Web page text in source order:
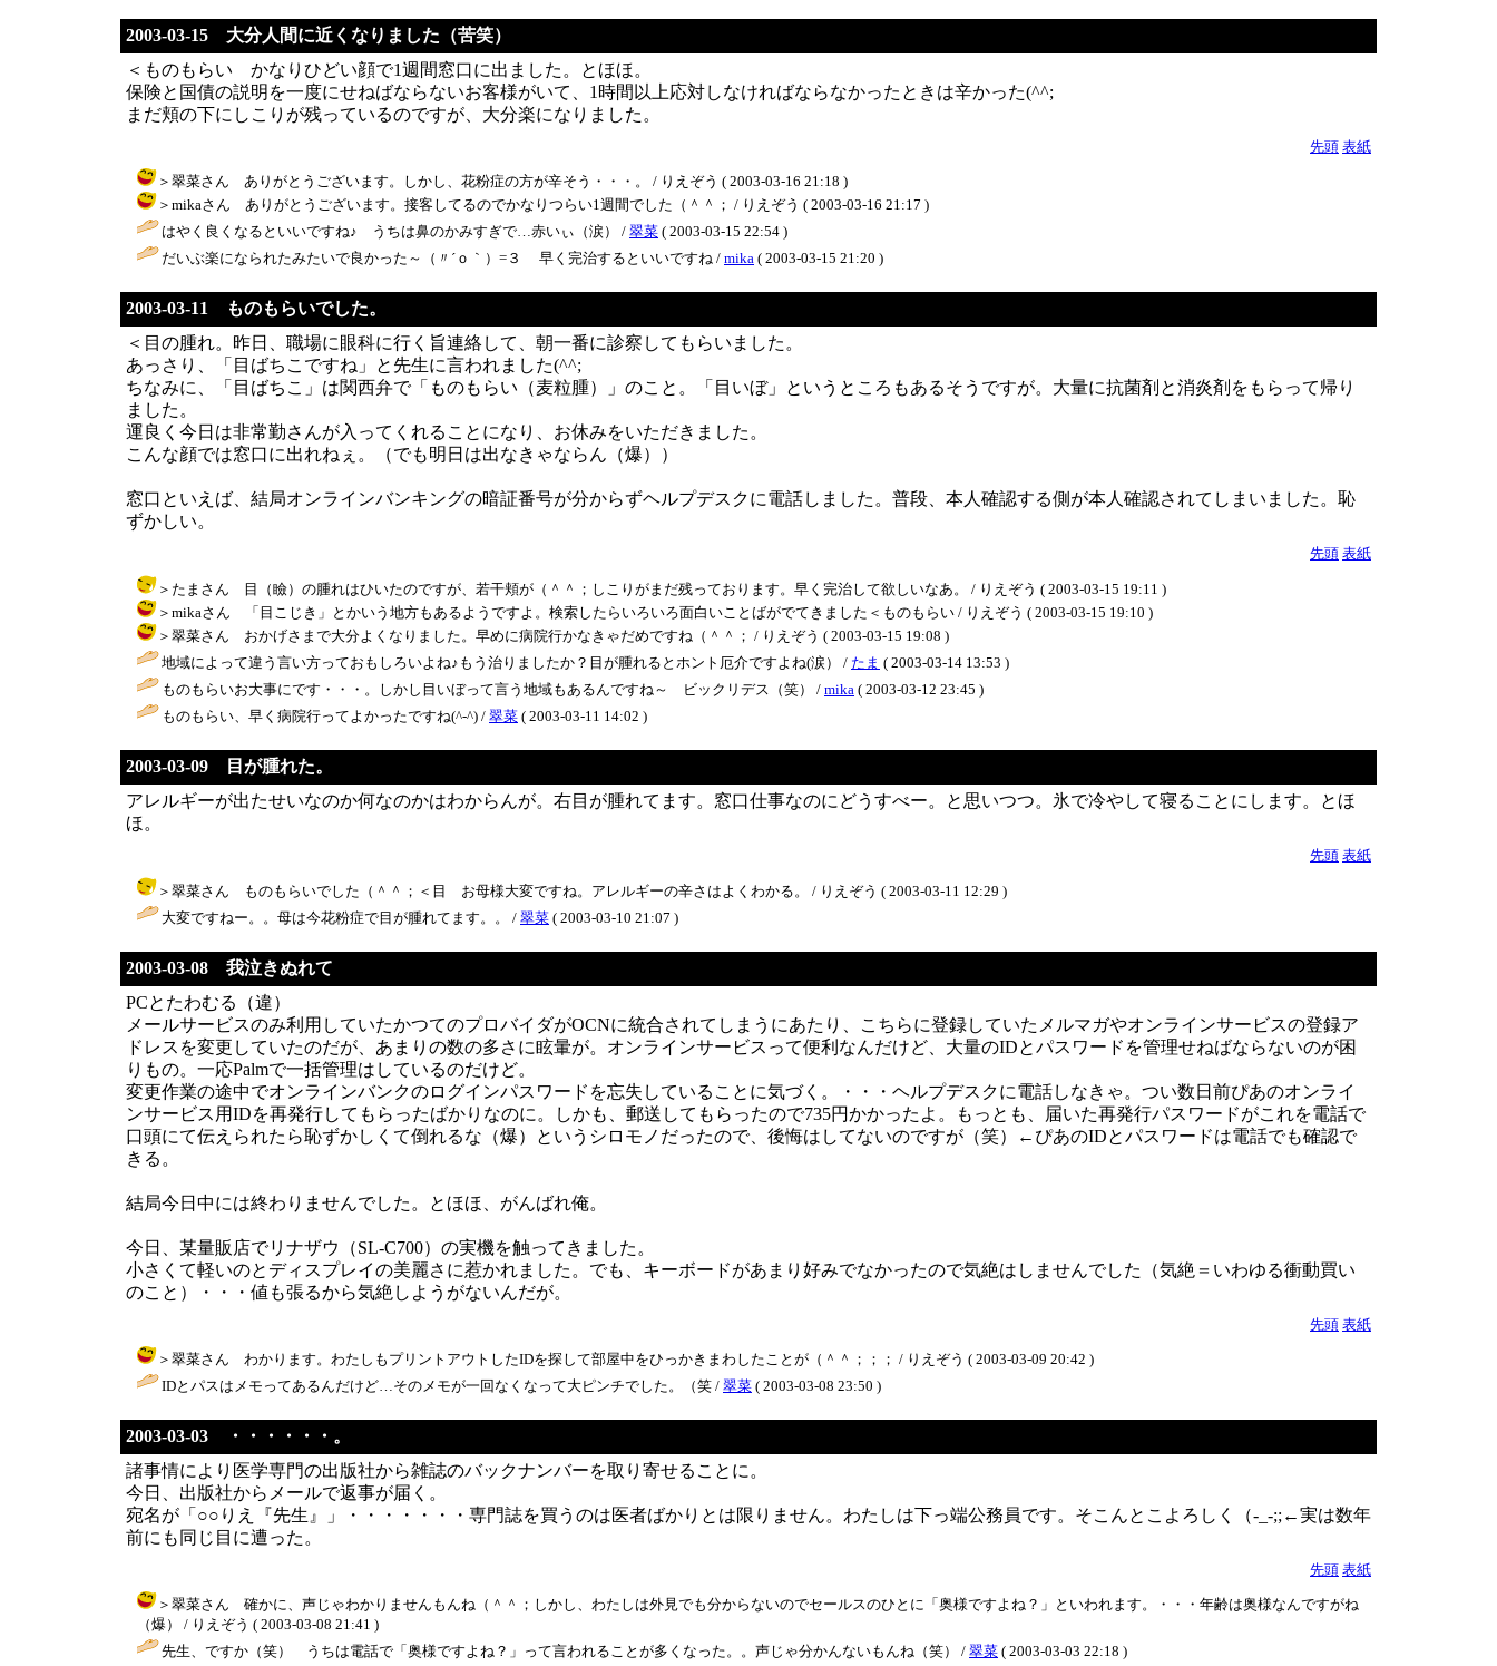
2003-03-15 大分人間に近くなりました（苦笑）
＜ものもらい かなりひどい顔で1週間窓口に出ました。とほほ。
保険と国債の説明を一度にせねばならないお客様がいて、1時間以上応対しなければならなかったときは辛かった(^^;
まだ頬の下にしこりが残っているのですが、大分楽になりました。
先頭 表紙
＞翠菜さん ありがとうございます。しかし、花粉症の方が辛そう・・・。 / りえぞう ( 2003-03-16 21:18 )
＞mikaさん ありがとうございます。接客してるのでかなりつらい1週間でした（＾＾； / りえぞう ( 2003-03-16 21:17 )
はやく良くなるといいですね♪ うちは鼻のかみすぎで…赤いぃ（涙） / 翠菜 ( 2003-03-15 22:54 )
だいぶ楽になられたみたいで良かった～（〃´ｏ｀）=３ 早く完治するといいですね / mika ( 2003-03-15 21:20 )
2003-03-11 ものもらいでした。
＜目の腫れ。昨日、職場に眼科に行く旨連絡して、朝一番に診察してもらいました。
あっさり、「目ばちこですね」と先生に言われました(^^;
ちなみに、「目ばちこ」は関西弁で「ものもらい（麦粒腫）」のこと。「目いぼ」というところもあるそうですが。大量に抗菌剤と消炎剤をもらって帰り
ました。
運良く今日は非常勤さんが入ってくれることになり、お休みをいただきました。
こんな顔では窓口に出れねぇ。（でも明日は出なきゃならん（爆））
窓口といえば、結局オンラインバンキングの暗証番号が分からずヘルプデスクに電話しました。普段、本人確認する側が本人確認されてしまいました。恥
ずかしい。
先頭 表紙
＞たまさん 目（瞼）の腫れはひいたのですが、若干頬が（＾＾；しこりがまだ残っております。早く完治して欲しいなあ。 / りえぞう ( 2003-03-15 19:11 )
＞mikaさん 「目こじき」とかいう地方もあるようですよ。検索したらいろいろ面白いことばがでてきました＜ものもらい / りえぞう ( 2003-03-15 19:10 )
＞翠菜さん おかげさまで大分よくなりました。早めに病院行かなきゃだめですね（＾＾； / りえぞう ( 2003-03-15 19:08 )
地域によって違う言い方っておもしろいよね♪もう治りましたか？目が腫れるとホント厄介ですよね(涙） / たま ( 2003-03-14 13:53 )
ものもらいお大事にです・・・。しかし目いぼって言う地域もあるんですね～ ビックリデス（笑） / mika ( 2003-03-12 23:45 )
ものもらい、早く病院行ってよかったですね(^-^) / 翠菜 ( 2003-03-11 14:02 )
2003-03-09 目が腫れた。
アレルギーが出たせいなのか何なのかはわからんが。右目が腫れてます。窓口仕事なのにどうすべー。と思いつつ。氷で冷やして寝ることにします。とほ
ほ。
先頭 表紙
＞翠菜さん ものもらいでした（＾＾；＜目 お母様大変ですね。アレルギーの辛さはよくわかる。 / りえぞう ( 2003-03-11 12:29 )
大変ですねー。。母は今花粉症で目が腫れてます。。 / 翠菜 ( 2003-03-10 21:07 )
2003-03-08 我泣きぬれて
PCとたわむる（違）
メールサービスのみ利用していたかつてのプロバイダがOCNに統合されてしまうにあたり、こちらに登録していたメルマガやオンラインサービスの登録ア
ドレスを変更していたのだが、あまりの数の多さに眩暈が。オンラインサービスって便利なんだけど、大量のIDとパスワードを管理せねばならないのが困
りもの。一応Palmで一括管理はしているのだけど。
変更作業の途中でオンラインバンクのログインパスワードを忘失していることに気づく。・・・ヘルプデスクに電話しなきゃ。つい数日前ぴあのオンライ
ンサービス用IDを再発行してもらったばかりなのに。しかも、郵送してもらったので735円かかったよ。もっとも、届いた再発行パスワードがこれを電話で
口頭にて伝えられたら恥ずかしくて倒れるな（爆）というシロモノだったので、後悔はしてないのですが（笑）←ぴあのIDとパスワードは電話でも確認で
きる。
結局今日中には終わりませんでした。とほほ、がんばれ俺。
今日、某量販店でリナザウ（SL-C700）の実機を触ってきました。
小さくて軽いのとディスプレイの美麗さに惹かれました。でも、キーボードがあまり好みでなかったので気絶はしませんでした（気絶＝いわゆる衝動買い
のこと）・・・値も張るから気絶しようがないんだが。
先頭 表紙
＞翠菜さん わかります。わたしもプリントアウトしたIDを探して部屋中をひっかきまわしたことが（＾＾；；； / りえぞう ( 2003-03-09 20:42 )
IDとパスはメモってあるんだけど…そのメモが一回なくなって大ピンチでした。（笑 / 翠菜 ( 2003-03-08 23:50 )
2003-03-03 ・・・・・・。
諸事情により医学専門の出版社から雑誌のバックナンバーを取り寄せることに。
今日、出版社からメールで返事が届く。
宛名が「○○りえ『先生』」・・・・・・・専門誌を買うのは医者ばかりとは限りません。わたしは下っ端公務員です。そこんとこよろしく（-_-;;←実は数年
前にも同じ目に遭った。
先頭 表紙
＞翠菜さん 確かに、声じゃわかりませんもんね（＾＾；しかし、わたしは外見でも分からないのでセールスのひとに「奥様ですよね？」といわれます。・・・年齢は奥様なんですがね
（爆） / りえぞう ( 2003-03-08 21:41 )
先生、ですか（笑） うちは電話で「奥様ですよね？」って言われることが多くなった。。声じゃ分かんないもんね（笑） / 翠菜 ( 2003-03-03 22:18 )